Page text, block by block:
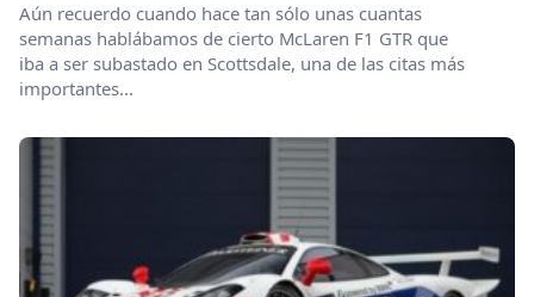
Aún recuerdo cuando hace tan sólo unas cuantas
semanas hablábamos de cierto McLaren F1 GTR que
iba a ser subastado en Scottsdale, una de las citas más
importantes...